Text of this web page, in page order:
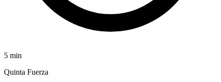
5 min
Quinta Fuerza